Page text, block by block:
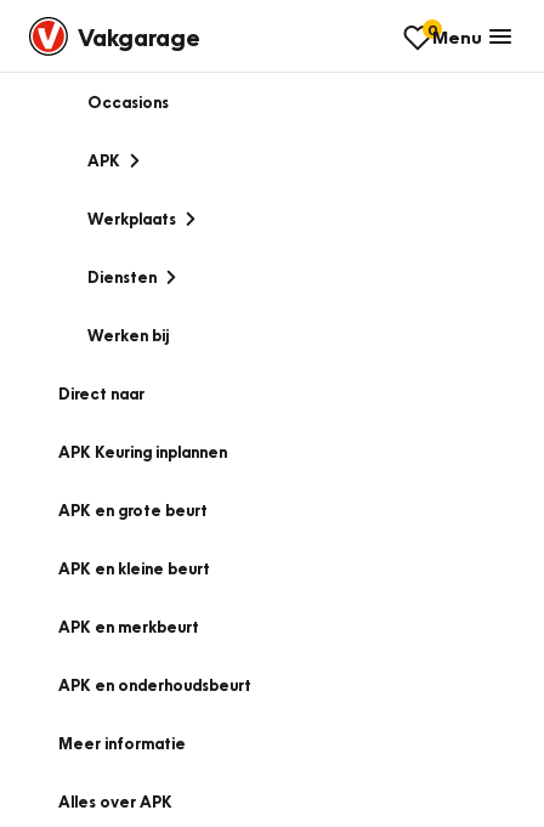
Vakgarage 0Menu
Occasions
APK
Werkplaats
Diensten
Werken bij
Direct naar
APK Keuring inplannen
APK en grote beurt
APK en kleine beurt
APK en merkbeurt
APK en onderhoudsbeurt
Meer informatie
Alles over APK